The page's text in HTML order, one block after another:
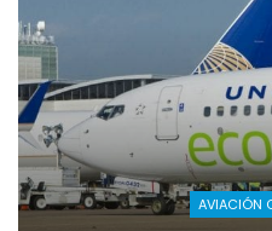
AVIACIÓN